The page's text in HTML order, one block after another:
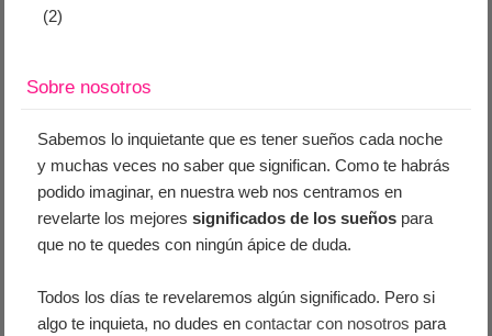
(2)
Sobre nosotros
Sabemos lo inquietante que es tener sueños cada noche
y muchas veces no saber que significan. Como te habrás
podido imaginar, en nuestra web nos centramos en
revelarte los mejoressignificados de los sueños para
que no te quedes con ningún ápice de duda.
Todos los días te revelaremos algún significado. Pero si
algo te inquieta, no dudes encontactar con nosotros para